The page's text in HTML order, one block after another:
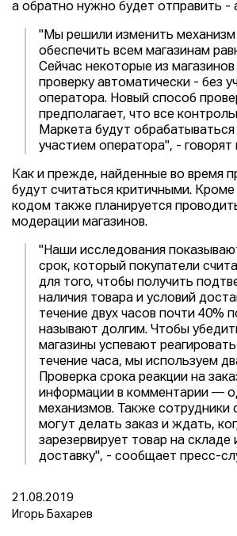
а обратно нужно будет отправить -
"Мы решили изменить механизм
обеспечить всем магазинам
Сейчас некоторые из
проверку автоматически - без
оператора. Новый способ
предполагает, что все
Маркета будут обрабатываться
участием оператора", - говорят
Как и прежде, найденные во время
будут считаться критичными. Кроме
кодом также планируется
модерации магазинов.
"Наши исследования
срок, который покупатели
для того, чтобы получить
наличия товара и условий
течение двух часов почти 40%
называют долгим. Чтобы
магазины успевают реагировать
течение часа, мы используем
Проверка срока реакции на
информации в комментарии —
механизмов. Также сотрудники
могут делать заказ и ждать,
зарезервирует товар на складе
доставку", - сообщает пресс-
21.08.2019
Игорь Бахарев